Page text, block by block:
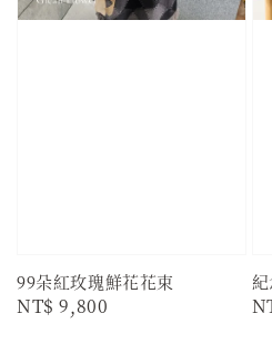
99朵紅玫瑰鮮花花束
Regular
NT$ 9,800